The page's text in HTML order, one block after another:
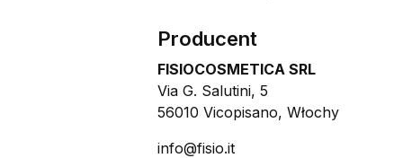
Producent
FISIOCOSMETICA SRL
Via G. Salutini, 5
56010 Vicopisano, Włochy
info@fisio.it